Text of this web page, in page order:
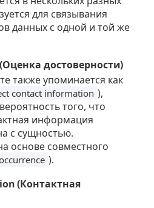
для связывания
данных с одной и той же
достоверности)
также упоминается как
contact information ),
того, что
информация
с сущностью.
основе совместного
).
(Контактная